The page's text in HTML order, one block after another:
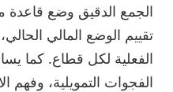
الجمع الدقيق وضع قاعدة
تقييم الوضع المالي
الفعلية لكل قطاع. كما
الفجوات التمويلية، وفهم